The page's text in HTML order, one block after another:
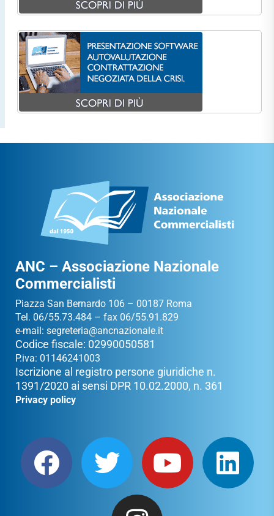
ANC – Associazione Nazionale
Commercialisti
Piazza San Bernardo 106 – 00187 Roma
Tel. 06/55.73.484 – fax 06/55.91.829
e-mail: segreteria@ancnazionale.it
Codice fiscale: 02990050581
P.iva: 01146241003
Iscrizione al registro persone giuridiche n.
1391/2020 ai sensi DPR 10.02.2000, n. 361
Privacy policy